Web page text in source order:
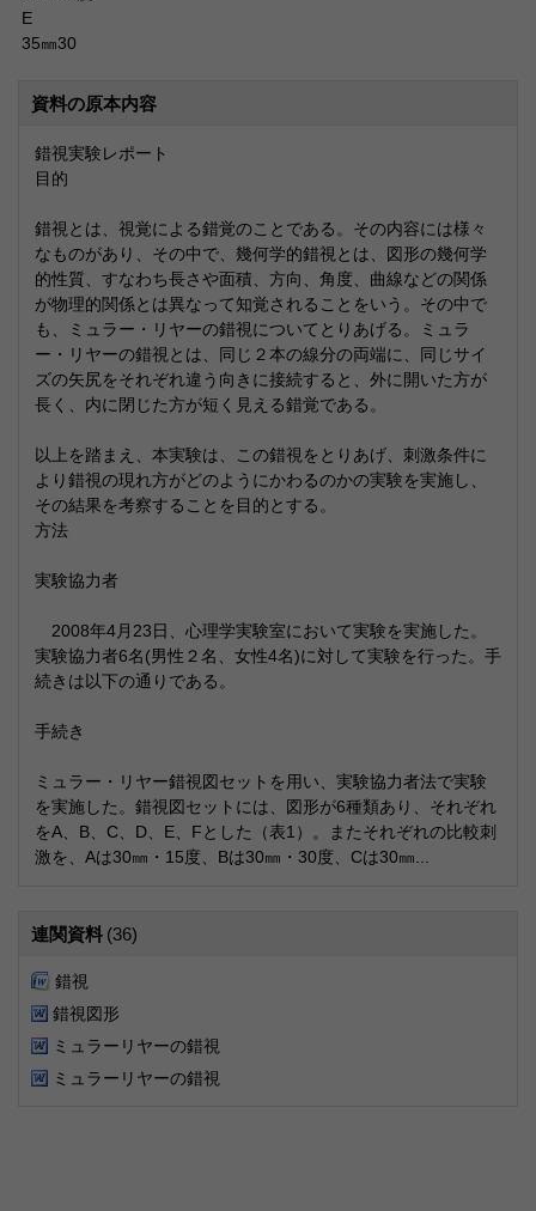
E
35㎜30
資料の原本内容
錯視実験レポート
目的
錯視とは、視覚による錯覚のことである。その内容には様々
なものがあり、その中で、幾何学的錯視とは、図形の幾何学
的性質、すなわち長さや面積、方向、角度、曲線などの関係
が物理的関係とは異なって知覚されることをいう。その中で
も、ミュラー・リヤーの錯視についてとりあげる。ミュラ
ー・リヤーの錯視とは、同じ２本の線分の両端に、同じサイ
ズの矢尻をそれぞれ違う向きに接続すると、外に開いた方が
長く、内に閉じた方が短く見える錯覚である。
以上を踏まえ、本実験は、この錯視をとりあげ、刺激条件に
より錯視の現れ方がどのようにかわるのかの実験を実施し、
その結果を考察することを目的とする。
方法
実験協力者
2008年4月23日、心理学実験室において実験を実施した。
実験協力者6名(男性２名、女性4名)に対して実験を行った。手
続きは以下の通りである。
手続き
ミュラー・リヤー錯視図セットを用い、実験協力者法で実験
を実施した。錯視図セットには、図形が6種類あり、それぞれ
をA、B、C、D、E、Fとした（表1）。またそれぞれの比較刺
激を、Aは30㎜・15度、Bは30㎜・30度、Cは30㎜...
連関資料 (36)
錯視
錯視図形
ミュラーリヤーの錯視
ミュラーリヤーの錯視